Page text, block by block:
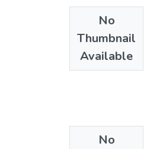
No
Thumbnail
Available
No